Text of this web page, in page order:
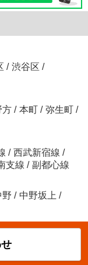
/ 渋谷区 /
方 / 本町 / 弥生町 /
/ 西武新宿線 /
支線 / 副都心線
野 / 中野坂上 /